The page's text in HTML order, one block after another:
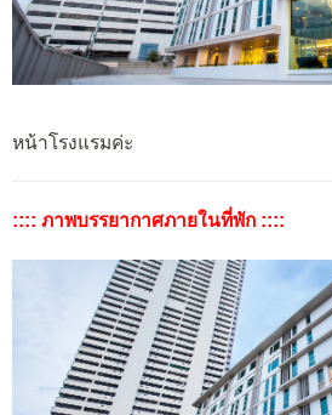
หน้าโรงแรมค่ะ
:::: ภาพบรรยากาศภายในที่พัก ::::